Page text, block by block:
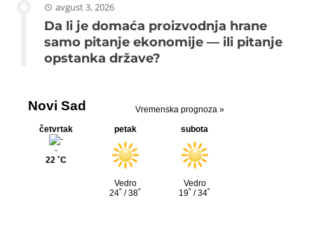
avgust 3, 2026
Da li je domaća proizvodnja hrane
samo pitanje ekonomije — ili pitanje
opstanka države?